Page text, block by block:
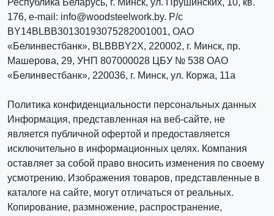
Республика Беларусь, г. Минск, ул. Прушинских, 10, кв.
176, e-mail: info@woodsteelwork.by. Р/с
BY14BLBB30130193075282001001, ОАО
«Белинвестбанк», BLBBBY2X, 220002, г. Минск, пр.
Машерова, 29, УНП 807000028 ЦБУ № 538 ОАО
«Белинвестбанк», 220036, г. Минск, ул. Коржа, 11а
Политика конфиденциальности персональных данных
Информация, представленная на веб-сайте, не
является публичной офертой и предоставляется
исключительно в информационных целях. Компания
оставляет за собой право вносить изменения по своему
усмотрению. Изображения товаров, представленные в
каталоге на сайте, могут отличаться от реальных.
Копирование, размножение, распространение,